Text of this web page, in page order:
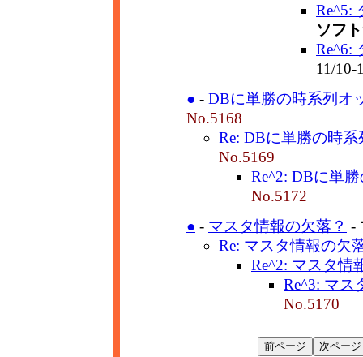
Re^5:
ソフ
Re^6:
11/10-
● - DBに単勝の時系列オ
No.5168
Re: DBに単勝の時
No.5169
Re^2: DBに単
No.5172
● - マスタ情報の欠落？ -
Re: マスタ情報の欠
Re^2: マスタ情
Re^3: マス
No.5170